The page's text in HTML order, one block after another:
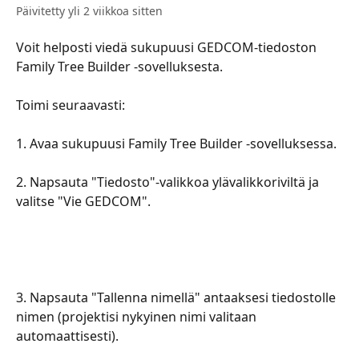
Päivitetty yli 2 viikkoa sitten
Voit helposti viedä sukupuusi GEDCOM-tiedoston
Family Tree Builder -sovelluksesta.
​​​​​​​​​​​​​​​​Toimi seuraavasti:
​​​​​​​​​​​​1. Avaa sukupuusi Family Tree Builder -sovelluksessa.
​​​​​​​​​​​​2. Napsauta "Tiedosto"-valikkoa ylävalikkoriviltä ja
valitse "Vie GEDCOM".
3. Napsauta "Tallenna nimellä" antaaksesi tiedostolle
nimen (projektisi nykyinen nimi valitaan
automaattisesti).